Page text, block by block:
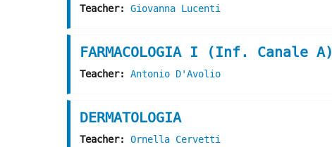
Teacher: Giovanna Lucenti
FARMACOLOGIA I (Inf. Canale A)
Teacher: Antonio D'Avolio
DERMATOLOGIA
Teacher: Ornella Cervetti